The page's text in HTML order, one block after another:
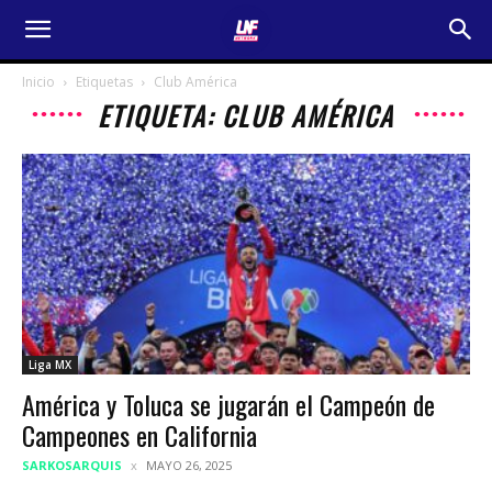
Inicio Etiquetas Club América
ETIQUETA: CLUB AMÉRICA
Liga MX
América y Toluca se jugarán el Campeón de
Campeones en California
SARKOSARQUIS MAYO 26, 2025